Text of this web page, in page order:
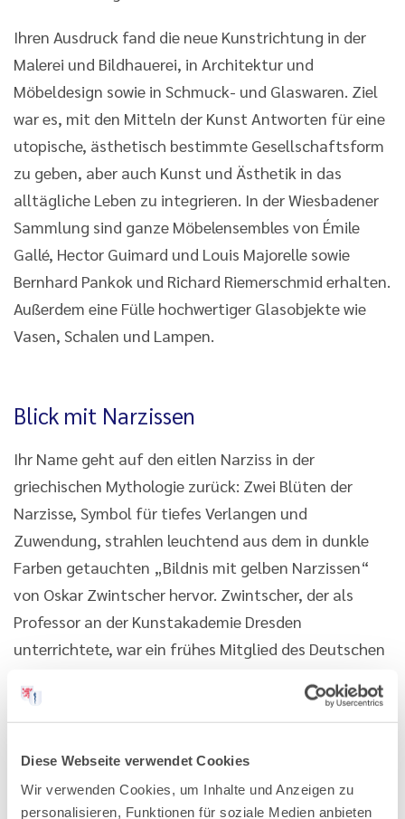
Diese Webseite verwendet Cookies
Wir verwenden Cookies, um Inhalte und Anzeigen zu
personalisieren, Funktionen für soziale Medien anbieten
Ihren Ausdruck fand die neue Kunstrichtung in der
Malerei und Bildhauerei, in Architektur und
Möbeldesign sowie in Schmuck- und Glaswaren. Ziel
war es, mit den Mitteln der Kunst Antworten für eine
utopische, ästhetisch bestimmte Gesellschaftsform
zu geben, aber auch Kunst und Ästhetik in das
alltägliche Leben zu integrieren. In der Wiesbadener
Sammlung sind ganze Möbelensembles von Émile
Gallé, Hector Guimard und Louis Majorelle sowie
Bernhard Pankok und Richard Riemerschmid erhalten.
Außerdem eine Fülle hochwertiger Glasobjekte wie
Vasen, Schalen und Lampen.
Blick mit Narzissen
Ihr Name geht auf den eitlen Narziss in der
griechischen Mythologie zurück: Zwei Blüten der
Narzisse, Symbol für tiefes Verlangen und
Zuwendung, strahlen leuchtend aus dem in dunkle
Farben getauchten „Bildnis mit gelben Narzissen“
von Oskar Zwintscher hervor. Zwintscher, der als
Professor an der Kunstakademie Dresden
unterrichtete, war ein frühes Mitglied des Deutschen
Jahresausstellung 1904 in München mit einem
Ölgemälde in symbolistischem Jugendstil teil. Der
durchdringende Blick und die sinnlich vollen Lippen
der unbekannten Schönen, die er in dem Bildnis mit
Narzissen portraitierte, bilden einen geheimnisvollen